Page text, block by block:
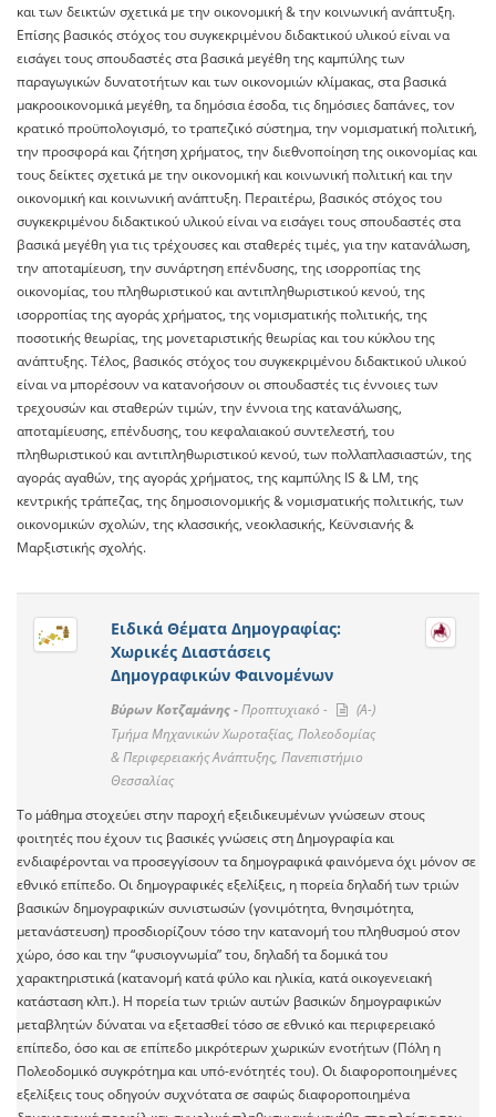
και των δεικτών σχετικά με την οικονομική & την κοινωνική ανάπτυξη.
Επίσης βασικός στόχος του συγκεκριμένου διδακτικού υλικού είναι να
εισάγει τους σπουδαστές στα βασικά μεγέθη της καμπύλης των
παραγωγικών δυνατοτήτων και των οικονομιών κλίμακας, στα βασικά
μακροοικονομικά μεγέθη, τα δημόσια έσοδα, τις δημόσιες δαπάνες, τον
κρατικό προϋπολογισμό, το τραπεζικό σύστημα, την νομισματική πολιτική,
την προσφορά και ζήτηση χρήματος, την διεθνοποίηση της οικονομίας και
τους δείκτες σχετικά με την οικονομική και κοινωνική πολιτική και την
οικονομική και κοινωνική ανάπτυξη. Περαιτέρω, βασικός στόχος του
συγκεκριμένου διδακτικού υλικού είναι να εισάγει τους σπουδαστές στα
βασικά μεγέθη για τις τρέχουσες και σταθερές τιμές, για την κατανάλωση,
την αποταμίευση, την συνάρτηση επένδυσης, της ισορροπίας της
οικονομίας, του πληθωριστικού και αντιπληθωριστικού κενού, της
ισορροπίας της αγοράς χρήματος, της νομισματικής πολιτικής, της
ποσοτικής θεωρίας, της μονεταριστικής θεωρίας και του κύκλου της
ανάπτυξης. Τέλος, βασικός στόχος του συγκεκριμένου διδακτικού υλικού
είναι να μπορέσουν να κατανοήσουν οι σπουδαστές τις έννοιες των
τρεχουσών και σταθερών τιμών, την έννοια της κατανάλωσης,
αποταμίευσης, επένδυσης, του κεφαλαιακού συντελεστή, του
πληθωριστικού και αντιπληθωριστικού κενού, των πολλαπλασιαστών, της
αγοράς αγαθών, της αγοράς χρήματος, της καμπύλης IS & LM, της
κεντρικής τράπεζας, της δημοσιονομικής & νομισματικής πολιτικής, των
οικονομικών σχολών, της κλασσικής, νεοκλασικής, Κεϋνσιανής &
Μαρξιστικής σχολής.
Ειδικά Θέματα Δημογραφίας:
Χωρικές Διαστάσεις
Δημογραφικών Φαινομένων
Βύρων Κοτζαμάνης -Προπτυχιακό -
(A-)
Τμήμα Μηχανικών Χωροταξίας, Πολεοδομίας
& Περιφερειακής Ανάπτυξης, Πανεπιστήμιο
Θεσσαλίας
Το μάθημα στοχεύει στην παροχή εξειδικευμένων γνώσεων στους
φοιτητές που έχουν τις βασικές γνώσεις στη Δημογραφία και
ενδιαφέρονται να προσεγγίσουν τα δημογραφικά φαινόμενα όχι μόνον σε
εθνικό επίπεδο. Οι δημογραφικές εξελίξεις, η πορεία δηλαδή των τριών
βασικών δημογραφικών συνιστωσών (γονιμότητα, θνησιμότητα,
μετανάστευση) προσδιορίζουν τόσο την κατανομή του πληθυσμού στον
χώρο, όσο και την “φυσιογνωμία” του, δηλαδή τα δομικά του
χαρακτηριστικά (κατανομή κατά φύλο και ηλικία, κατά οικογενειακή
κατάσταση κλπ.). Η πορεία των τριών αυτών βασικών δημογραφικών
μεταβλητών δύναται να εξετασθεί τόσο σε εθνικό και περιφερειακό
επίπεδο, όσο και σε επίπεδο μικρότερων χωρικών ενοτήτων (Πόλη η
Πολεοδομικό συγκρότημα και υπό-ενότητές του). Οι διαφοροποιημένες
εξελίξεις τους οδηγούν συχνότατα σε σαφώς διαφοροποιημένα